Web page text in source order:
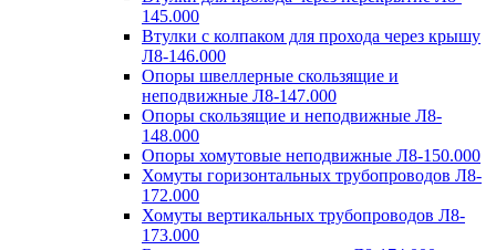
145.000
Втулки с колпаком для прохода через крышу
Л8-146.000
Опоры швеллерные скользящие и
неподвижные Л8-147.000
Опоры скользящие и неподвижные Л8-
148.000
Опоры хомутовые неподвижные Л8-150.000
Хомуты горизонтальных трубопроводов Л8-
172.000
Хомуты вертикальных трубопроводов Л8-
173.000